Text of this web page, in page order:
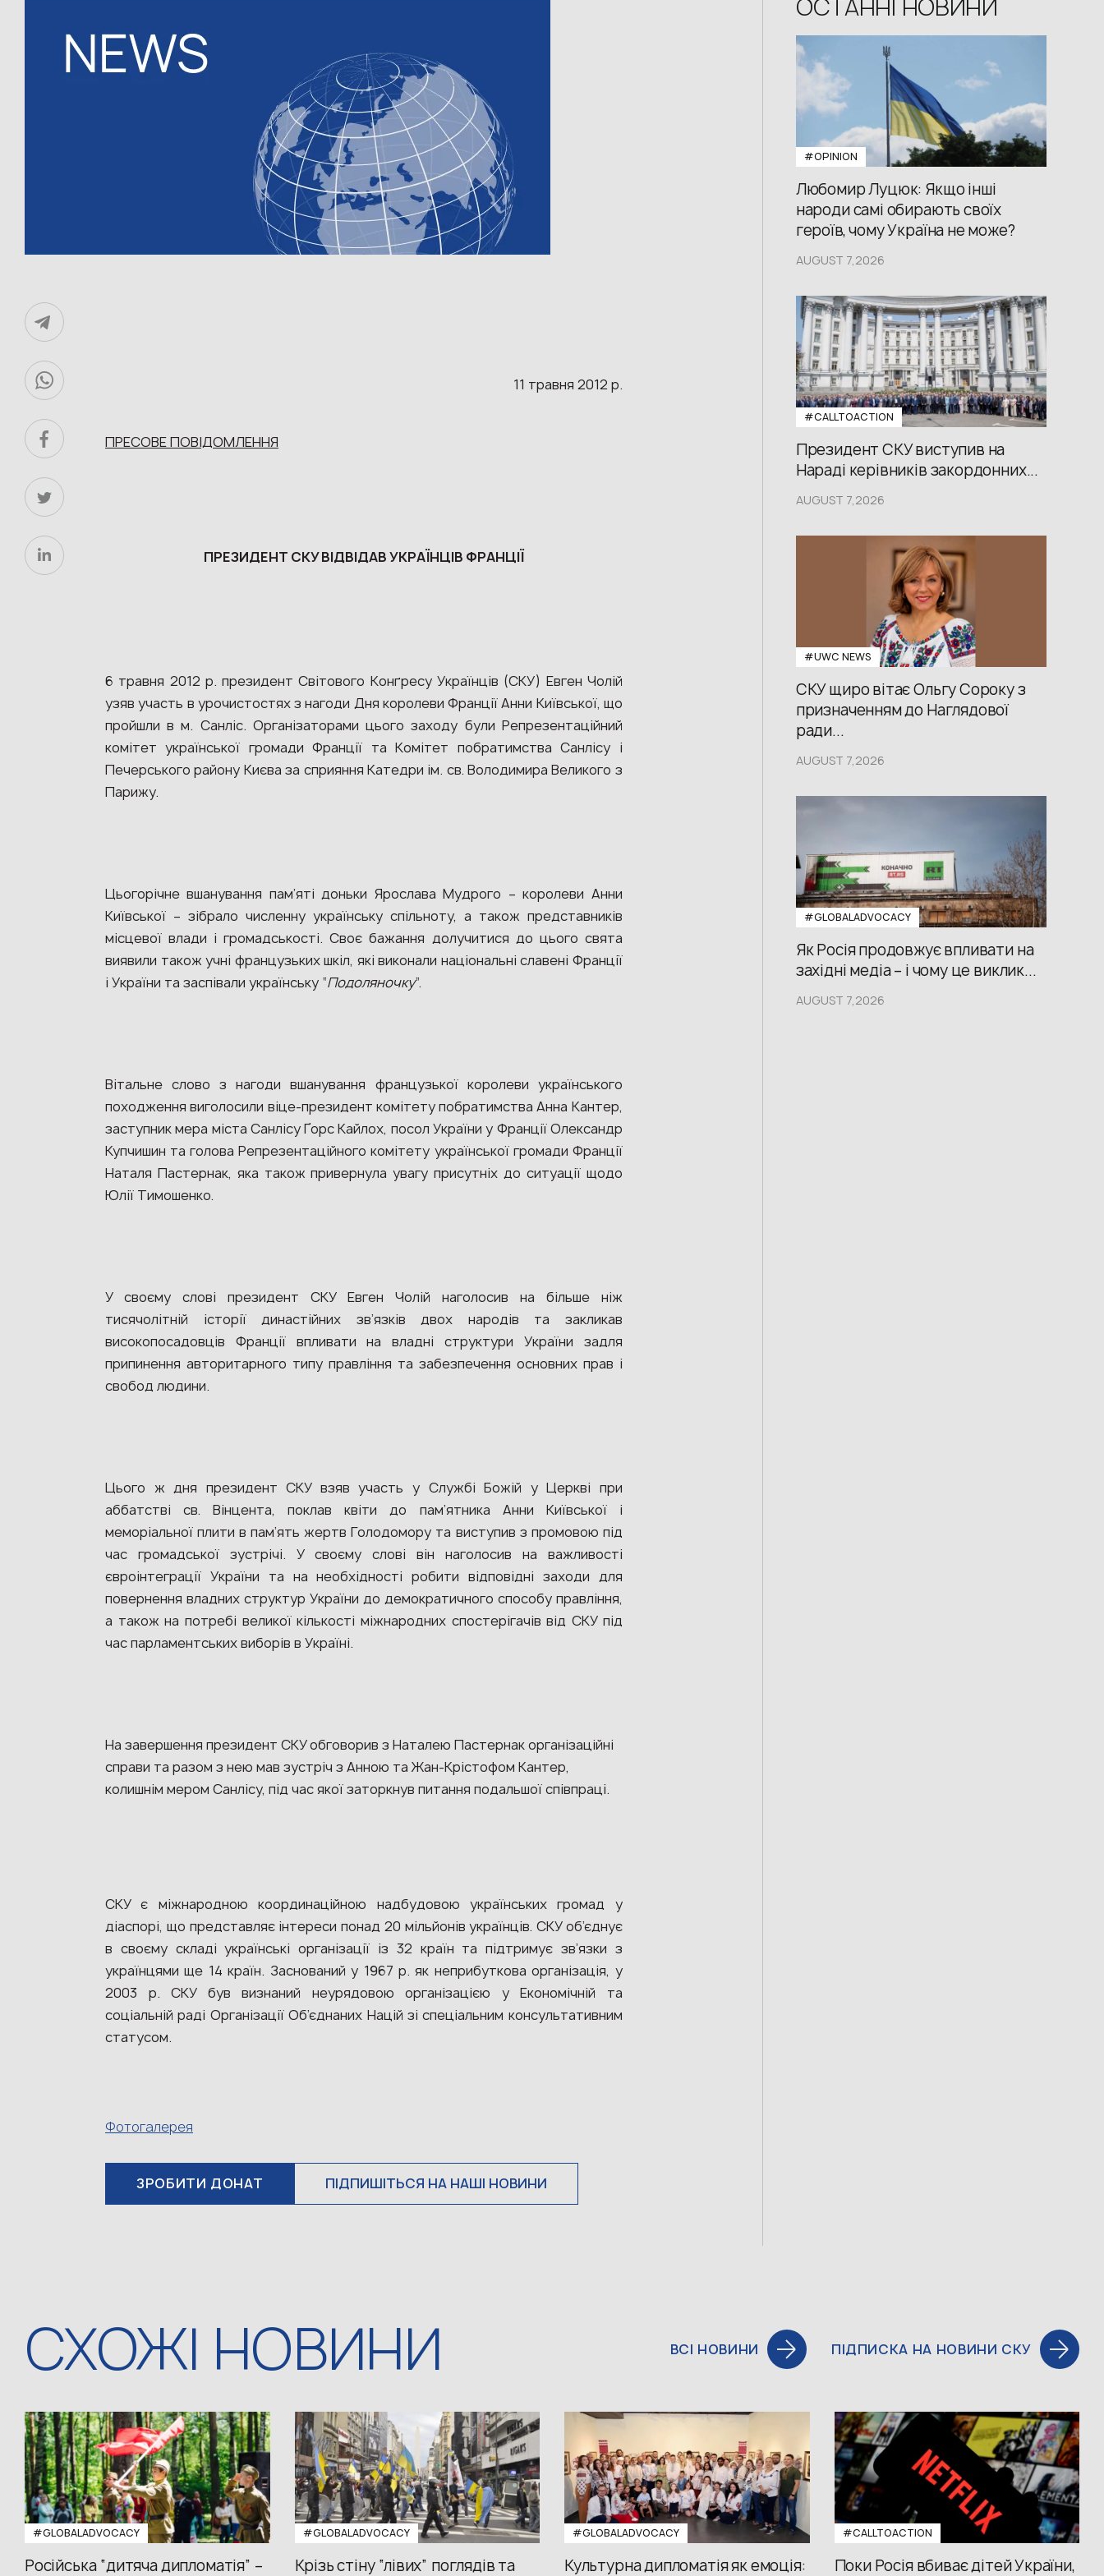
11 травня 2012 р.
ПРЕСОВЕ ПОВІДОМЛЕННЯ
ПРЕЗИДЕНТ СКУ ВІДВІДАВ УКРАЇНЦІВ ФРАНЦІЇ
6 травня 2012 р. президент Світового Конґресу Українців (СКУ) Евген Чолій
узяв участь в урочистостях з нагоди Дня королеви Франції Анни Київської, що
пройшли в м. Санліс. Організаторами цього заходу були Репрезентаційний
комітет української громади Франції та Комітет побратимства Санлісу і
Печерського району Києва за сприяння Катедри ім. св. Володимира Великого з
Парижу.
Цьогорічне вшанування пам’яті доньки Ярослава Мудрого – королеви Анни
Київської – зібрало численну українську спільноту, а також представників
місцевої влади і громадськості. Своє бажання долучитися до цього свята
виявили також учні французьких шкіл, які виконали національні славені Франції
і України та заспівали українську “Подоляночку”.
Вітальне слово з нагоди вшанування французької королеви українського
походження виголосили віце-президент комітету побратимства Анна Кантер,
заступник мера міста Санлісу Ґорс Кайлох, посол України у Франції Олександр
Купчишин та голова Репрезентаційного комітету української громади Франції
Наталя Пастернак, яка також привернула увагу присутніх до ситуації щодо
Юлії Тимошенко.
У своєму слові президент СКУ Евген Чолій наголосив на більше ніж
тисячолітній історії династійних зв’язків двох народів та закликав
високопосадовців Франції впливати на владні структури України задля
припинення авторитарного типу правління та забезпечення основних прав і
свобод людини.
Цього ж дня президент СКУ взяв участь у Службі Божій у Церкві при
аббатстві св. Вінцента, поклав квіти до пам’ятника Анни Київської і
меморіальної плити в пам’ять жертв Голодомору та виступив з промовою під
час громадської зустрічі. У своєму слові він наголосив на важливості
євроінтеграції України та на необхідності робити відповідні заходи для
повернення владних структур України до демократичного способу правління,
а також на потребі великої кількості міжнародних спостерігачів від СКУ під
час парламентських виборів в Україні.
На завершення президент СКУ обговорив з Наталею Пастернак організаційні
справи та разом з нею мав зустріч з Анною та Жан-Крістофом Кантер,
колишнім мером Санлісу, під час якої заторкнув питання подальшої співпраці.
СКУ є міжнародною координаційною надбудовою українських громад у
діаспорі, що представляє інтереси понад 20 мільйонів українців. СКУ об’єднує
в своєму складі українські організації із 32 країн та підтримує зв’язки з
українцями ще 14 країн. Заснований у 1967 р. як неприбуткова організація, у
2003 р. СКУ був визнаний неурядовою організацією у Економічній та
соціальній раді Організації Об’єднаних Націй зі спеціальним консультативним
статусом.
Фотогалерея
ЗРОБИТИ ДОНАТ ПІДПИШІТЬСЯ НА НАШІ НОВИНИ
ОСТАННІ НОВИНИ
#OPINION
Любомир Луцюк: Якщо інші
народи самі обирають своїх
героїв, чому Україна не може?
AUGUST 7,2026
#CALLTOACTION
Президент СКУ виступив на
Нараді керівників закордонних...
AUGUST 7,2026
#UWС NEWS
СКУ щиро вітає Ольгу Сороку з
призначенням до Наглядової
ради...
AUGUST 7,2026
#GLOBALADVOCACY
Як Росія продовжує впливати на
західні медіа – і чому це виклик...
AUGUST 7,2026
СХОЖІ НОВИНИ ВСІ НОВИНИ ПІДПИСКА НА НОВИНИ СКУ
#GLOBALADVOCACY
Російська “дитяча дипломатія” –
#GLOBALADVOCACY
Крізь стіну “лівих” поглядів та
#GLOBALADVOCACY
Культурна дипломатія як емоція:
#CALLTOACTION
Поки Росія вбиває дітей України,